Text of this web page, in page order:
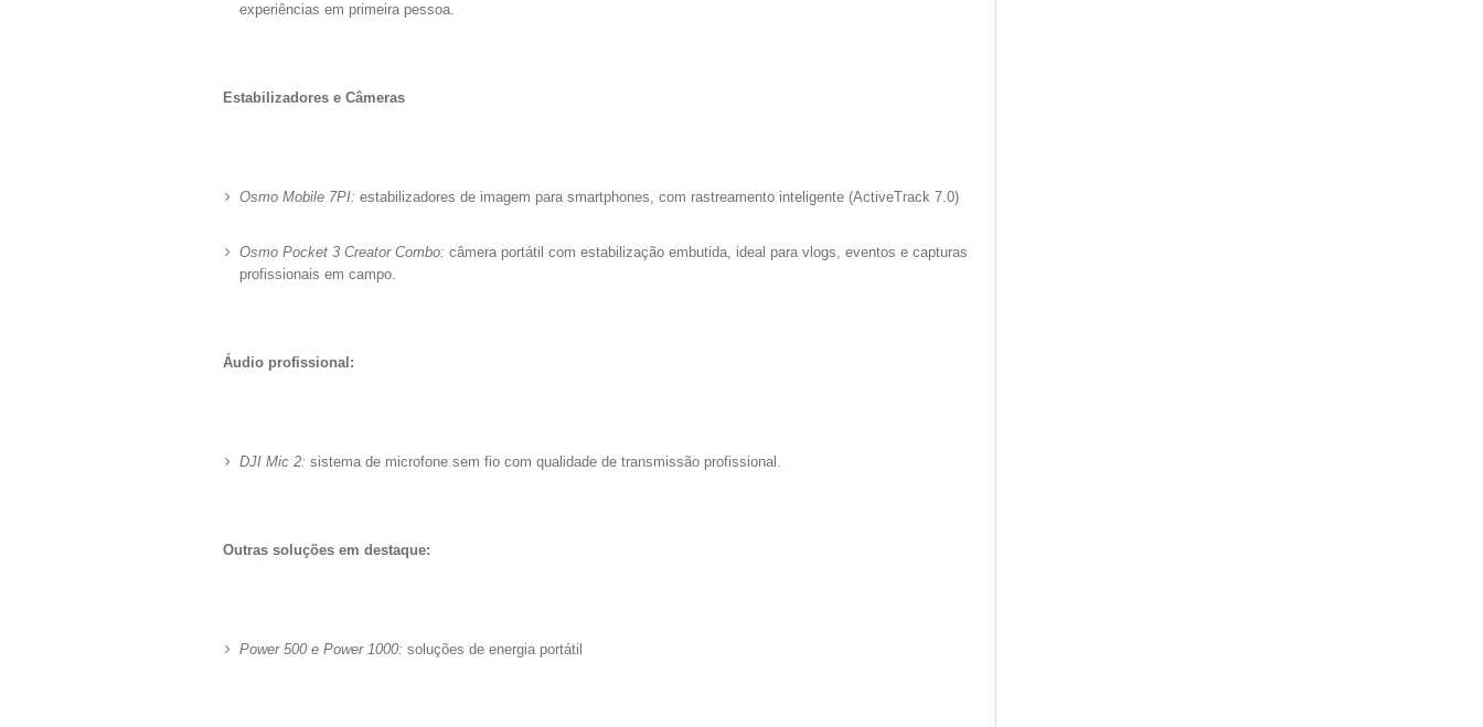
experiências em primeira pessoa.
Estabilizadores e Câmeras
Osmo Mobile 7PI: estabilizadores de imagem para smartphones, com rastreamento inteligente (ActiveTrack 7.0)
Osmo Pocket 3 Creator Combo: câmera portátil com estabilização embutida, ideal para vlogs, eventos e capturas
profissionais em campo.
Áudio profissional:
DJI Mic 2: sistema de microfone sem fio com qualidade de transmissão profissional.
Outras soluções em destaque:
Power 500 e Power 1000: soluções de energia portátil